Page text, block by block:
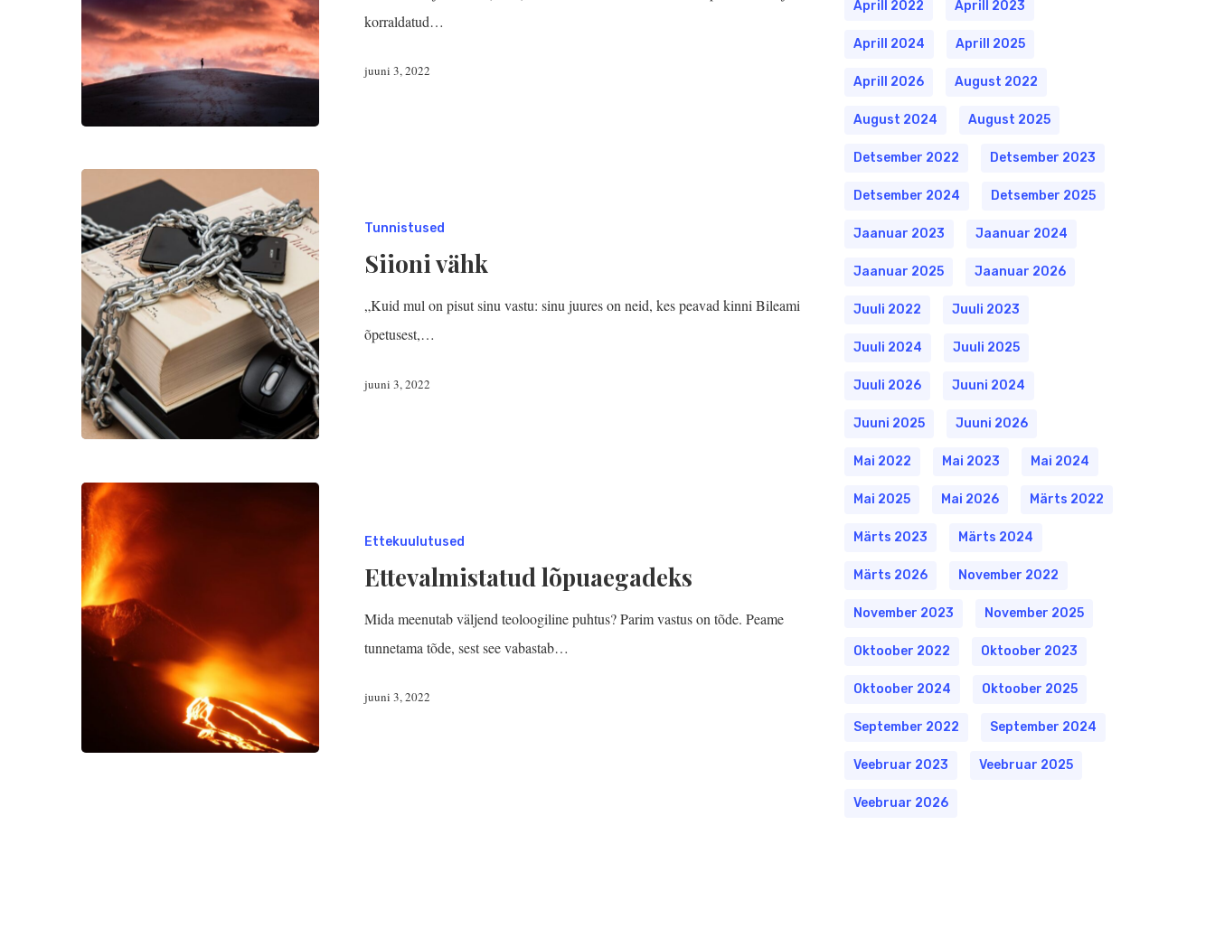
korraldatud…
juuni 3, 2022
Tunnistused
Siioni vähk
„Kuid mul on pisut sinu vastu: sinu juures on neid, kes peavad kinni Bileami
õpetusest,…
juuni 3, 2022
Ettekuulutused
Ettevalmistatud lõpuaegadeks
Mida meenutab väljend teoloogiline puhtus? Parim vastus on tõde. Peame
tunnetama tõde, sest see vabastab…
juuni 3, 2022
Aprill 2022 Aprill 2023
Aprill 2024 Aprill 2025
Aprill 2026 August 2022
August 2024 August 2025
Detsember 2022 Detsember 2023
Detsember 2024 Detsember 2025
Jaanuar 2023 Jaanuar 2024
Jaanuar 2025 Jaanuar 2026
Juuli 2022 Juuli 2023
Juuli 2024 Juuli 2025
Juuli 2026 Juuni 2024
Juuni 2025 Juuni 2026
Mai 2022 Mai 2023 Mai 2024
Mai 2025 Mai 2026 Märts 2022
Märts 2023 Märts 2024
Märts 2026 November 2022
November 2023 November 2025
Oktoober 2022 Oktoober 2023
Oktoober 2024 Oktoober 2025
September 2022 September 2024
Veebruar 2023 Veebruar 2025
Veebruar 2026